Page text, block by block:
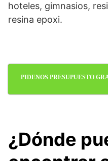
hoteles, gimnasios,
resina epoxi.
PIDENOS PRESUPUESTO
¿Dónde